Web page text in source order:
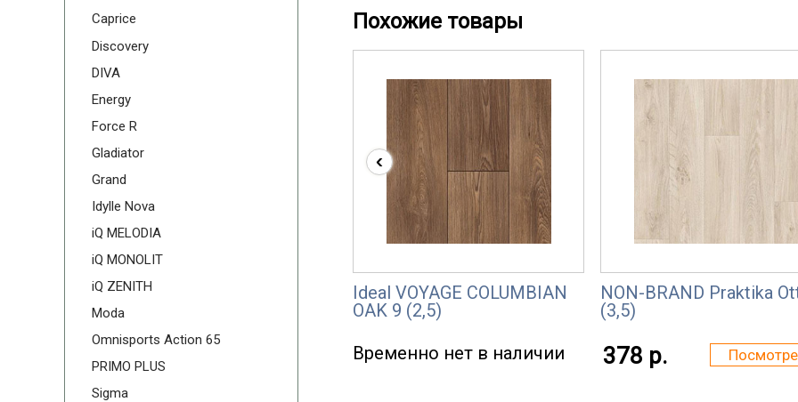
Похожие товары
Ideal VOYAGE COLUMBIAN
OAK 9 (2,5)
Временно нет в наличии
NON-BRAND Praktika
(3,5)
378 р.
‹
Caprice
Discovery
DIVA
Energy
Force R
Gladiator
Grand
Idylle Nova
iQ MELODIA
iQ MONOLIT
iQ ZENITH
Moda
Omnisports Action 65
PRIMO PLUS
Sigma